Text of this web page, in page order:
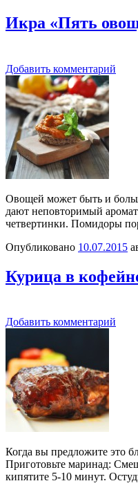
Икра «Пять
Добавить комментарий
Овощей может быть и
дают неповторимый
четвертинки. Помидоры
Опубликовано 10.07.2015
Курица в
Добавить комментарий
Когда вы предложите это
Приготовьте маринад:
кипятите 5-10 минут.